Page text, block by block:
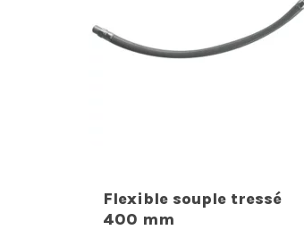
Flexible souple tressé
400 mm